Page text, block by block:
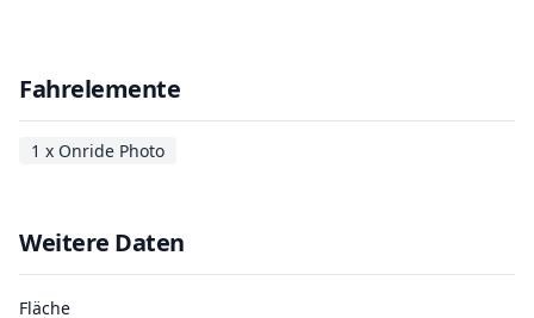
Fahrelemente
1 x Onride Photo
Weitere Daten
Fläche